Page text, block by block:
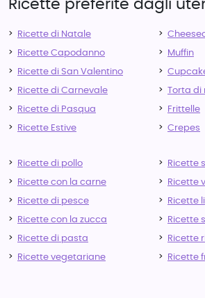
Ricette preferite dagli
Ricette di Natale
Ricette Capodanno
Ricette di San Valentino
Ricette di Carnevale
Ricette di Pasqua
Ricette Estive
Muffin
Torta di
Frittelle
Crepes
Ricette di pollo
Ricette con la carne
Ricette di pesce
Ricette con la zucca
Ricette di pasta
Ricette vegetariane
Ricette
Ricette
Ricette
Ricette
Ricette
Ricette